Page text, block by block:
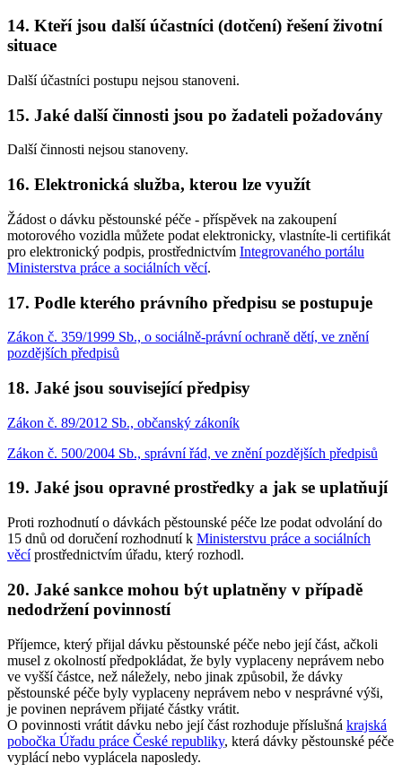
14. Kteří jsou další účastníci (dotčení) řešení životní
situace
Další účastníci postupu nejsou stanoveni.
15. Jaké další činnosti jsou po žadateli požadovány
Další činnosti nejsou stanoveny.
16. Elektronická služba, kterou lze využít
Žádost o dávku pěstounské péče - příspěvek na zakoupení
motorového vozidla můžete podat elektronicky, vlastníte-li certifikát
pro elektronický podpis, prostřednictvím Integrovaného portálu
Ministerstva práce a sociálních věcí.
17. Podle kterého právního předpisu se postupuje
Zákon č. 359/1999 Sb., o sociálně-právní ochraně dětí, ve znění
pozdějších předpisů
18. Jaké jsou související předpisy
Zákon č. 89/2012 Sb., občanský zákoník
Zákon č. 500/2004 Sb., správní řád, ve znění pozdějších předpisů
19. Jaké jsou opravné prostředky a jak se uplatňují
Proti rozhodnutí o dávkách pěstounské péče lze podat odvolání do
15 dnů od doručení rozhodnutí k Ministerstvu práce a sociálních
věcíprostřednictvím úřadu, který rozhodl.
20. Jaké sankce mohou být uplatněny v případě
nedodržení povinností
Příjemce, který přijal dávku pěstounské péče nebo její část, ačkoli
musel z okolností předpokládat, že byly vyplaceny neprávem nebo
ve vyšší částce, než náležely, nebo jinak způsobil, že dávky
pěstounské péče byly vyplaceny neprávem nebo v nesprávné výši,
je povinen neprávem přijaté částky vrátit.
O povinnosti vrátit dávku nebo její část rozhoduje příslušná krajská
pobočka Úřadu práce České republiky, která dávky pěstounské péče
vyplácí nebo vyplácela naposledy.